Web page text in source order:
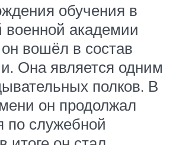
обучения в
военной академии
вошёл в состав
Она является одним
полков. В
он продолжал
по служебной